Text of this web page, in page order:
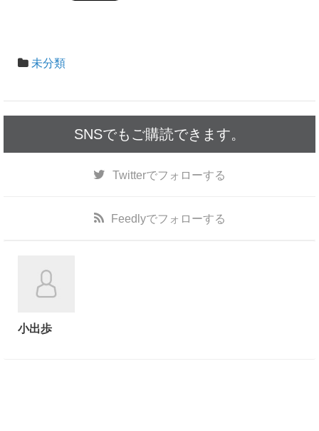
o
k
未分類
SNSでもご購読できます。
Twitterでフォローする
Feedlyでフォローする
小出歩